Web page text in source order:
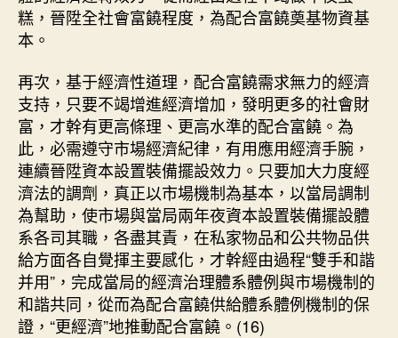
糕，晉陞全社會富饒程度，為配合富饒奠基物資基
本。
再次，基于經濟性道理，配合富饒需求無力的經濟
支持，只要不竭增進經濟增加，發明更多的社會財
富，才幹有更高條理、更高水準的配合富饒。為
此，必需遵守市場經濟紀律，有用應用經濟手腕，
連續晉陞資本設置裝備擺設效力。只要加大力度經
濟法的調劑，真正以市場機制為基本，以當局調制
為幫助，使市場與當局兩年夜資本設置裝備擺設體
系各司其職，各盡其責，在私家物品和公共物品供
給方面各自覺揮主要感化，才幹經由過程“雙手和諧
并用”，完成當局的經濟治理體系體例與市場機制的
和諧共同，從而為配合富饒供給體系體例機制的保
證，“更經濟”地推動配合富饒。(16)